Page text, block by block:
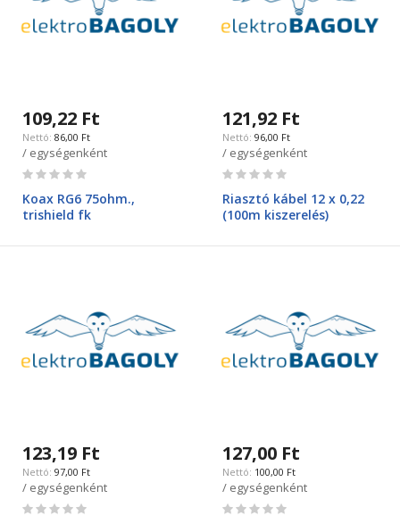
109,22 Ft
86,00 Ft
/ egységenként
Rating:
Koax RG6 75ohm.,
trishield fk
121,92 Ft
96,00 Ft
/ egységenként
Rating:
Riasztó kábel 12 x 0,22
(100m kiszerelés)
123,19 Ft
97,00 Ft
/ egységenként
Rating:
127,00 Ft
100,00 Ft
/ egységenként
Rating: